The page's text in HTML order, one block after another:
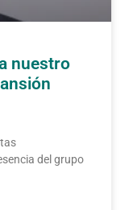
nuestro
del grupo